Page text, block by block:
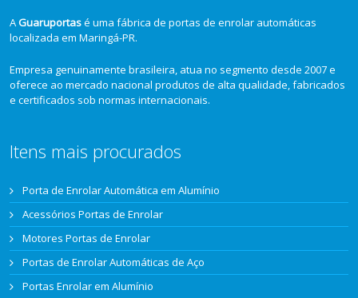
AGuaruportasé uma fábrica de portas de enrolar automáticas
localizada em Maringá-PR.
Empresa genuinamente brasileira, atua no segmento desde 2007 e
oferece ao mercado nacional produtos de alta qualidade, fabricados
e certificados sob normas internacionais.
Itens mais procurados
Porta de Enrolar Automática em Alumínio
Acessórios Portas de Enrolar
Motores Portas de Enrolar
Portas de Enrolar Automáticas de Aço
Portas Enrolar em Alumínio